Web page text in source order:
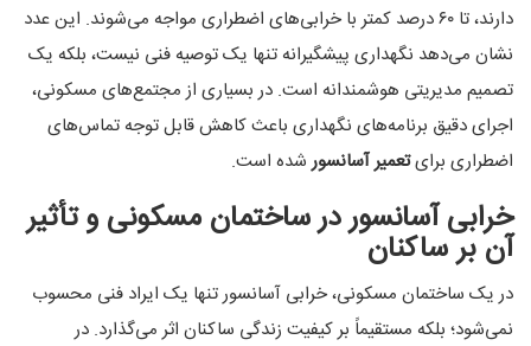
دارند، تا ۶۰ درصد کمتر با خرابی‌های اضطراری مواجه می‌شوند. این عدد
نشان می‌دهد نگهداری پیشگیرانه تنها یک توصیه فنی نیست، بلکه یک
تصمیم مدیریتی هوشمندانه است. در بسیاری از مجتمع‌های مسکونی،
اجرای دقیق برنامه‌های نگهداری باعث کاهش قابل توجه تماس‌های
اضطراری برایتعمیر آسانسورشده است.
خرابی آسانسور در ساختمان مسکونی و تأثیر
آن بر ساکنان
در یک ساختمان مسکونی، خرابی آسانسور تنها یک ایراد فنی محسوب
نمی‌شود؛ بلکه مستقیماً بر کیفیت زندگی ساکنان اثر می‌گذارد. در